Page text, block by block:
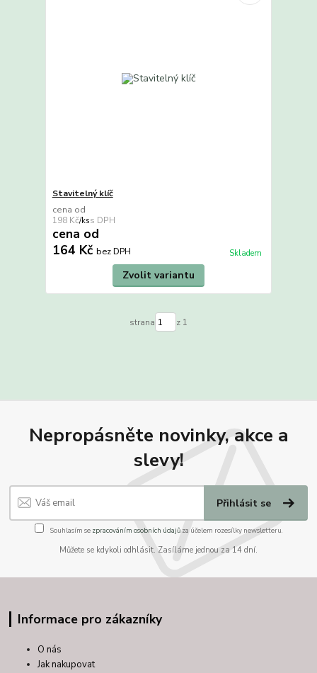
Stavitelný klíč
cena od
198 Kč/ks
cena od
164 Kč bez DPH Skladem
Zvolit variantu
strana z 1
Nepropásněte novinky, akce a
slevy!
Přihlásit se
Souhlasím se zpracováním osobních údajůza účelem rozesílky newsletteru.
Můžete se kdykoli odhlásit. Zasíláme jednou za 14 dní.
Informace pro zákazníky
O nás
Jak nakupovat